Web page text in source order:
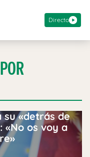
Directo
su «detrás de
«No os voy a